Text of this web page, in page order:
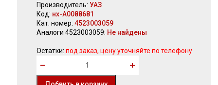
Производитель: УАЗ
Код: нх-А0088681
Кат. номер: 4523003059
Аналоги 4523003059: Не найдены
Остатки: под заказ, цену уточняйте по телефону